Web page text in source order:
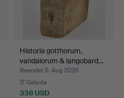
Historia gotthorum,
vandalorum & langobard…
Beendet 5. Aug 2026
17 Gebote
338 USD